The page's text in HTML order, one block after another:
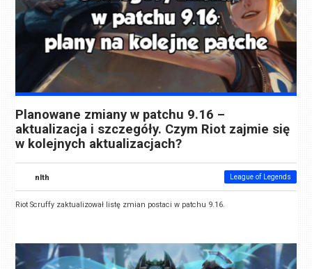
Planowane zmiany w patchu 9.16 –
aktualizacja i szczegóły. Czym Riot zajmie się
w kolejnych aktualizacjach?
nlth League of Legends
Riot Scruffy zaktualizował listę zmian postaci w patchu 9.16.